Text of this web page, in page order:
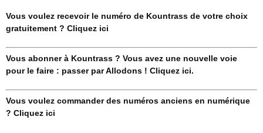
Vous voulez recevoir le numéro de Kountrass de votre choix
gratuitement ? Cliquez ici
Vous abonner à Kountrass ? Vous avez une nouvelle voie
pour le faire : passer par Allodons ! Cliquez ici.
Vous voulez commander des numéros anciens en numérique
? Cliquez ici